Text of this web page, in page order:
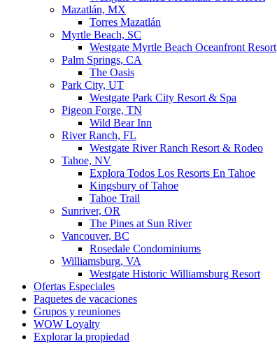
Mazatlán, MX
Torres Mazatlán
Myrtle Beach, SC
Westgate Myrtle Beach Oceanfront Resort
Palm Springs, CA
The Oasis
Park City, UT
Westgate Park City Resort & Spa
Pigeon Forge, TN
Wild Bear Inn
River Ranch, FL
Westgate River Ranch Resort & Rodeo
Tahoe, NV
Explora Todos Los Resorts En Tahoe
Kingsbury of Tahoe
Tahoe Trail
Sunriver, OR
The Pines at Sun River
Vancouver, BC
Rosedale Condominiums
Williamsburg, VA
Westgate Historic Williamsburg Resort
Ofertas Especiales
Paquetes de vacaciones
Grupos y reuniones
WOW Loyalty
Explorar la propiedad